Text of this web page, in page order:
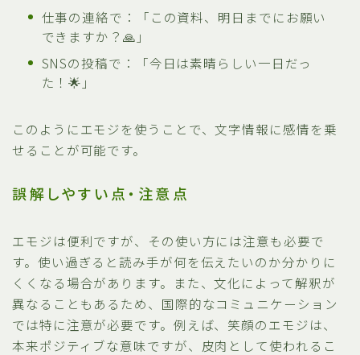
仕事の連絡で：「この資料、明日までにお願い
できますか？🙏」
SNSの投稿で：「今日は素晴らしい一日だっ
た！🌟」
このようにエモジを使うことで、文字情報に感情を乗
せることが可能です。
誤解しやすい点・注意点
エモジは便利ですが、その使い方には注意も必要で
す。使い過ぎると読み手が何を伝えたいのか分かりに
くくなる場合があります。また、文化によって解釈が
異なることもあるため、国際的なコミュニケーション
では特に注意が必要です。例えば、笑顔のエモジは、
本来ポジティブな意味ですが、皮肉として使われるこ